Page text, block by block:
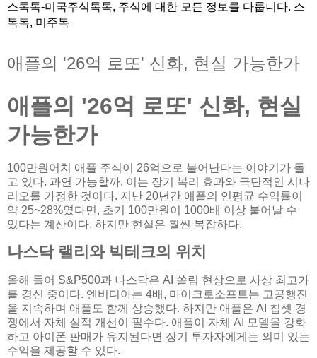
스톡톡-미국주식톡톡, 주식에 대한 모든 정보를 다룹니다. 스
톡톡, 미주톡
애플의 '26억 로또' 신화, 현실 가능한가
애플의 '26억 로또' 신화, 현실
가능한가
100만원어치 애플 주식이 26억으로 불어난다는 이야기가 돌
고 있다. 과연 가능할까. 이는 장기 복리 효과와 극단적인 시나
리오를 가정한 것이다. 지난 20년간 애플의 연평균 수익률이
약 25~28%였다면, 초기 100만원이 1000배 이상 불어날 수
있다는 계산이다. 하지만 현실은 훨씬 복잡하다.
나스닥 랠리와 빅테크의 위치
올해 들어 S&P500과 나스닥은 AI 쏠림 현상으로 사상 최고가
를 경신 중이다. 엔비디아는 4배, 마이크로소프트는 고공행진
을 지속하며 애플도 함께 상승했다. 하지만 애플은 AI 칩셋 경
쟁에서 자체 실적 개선이 필수다. 애플이 자체 AI 모델을 강화
하고 아이폰 판매가 유지된다면 장기 투자자에게는 의미 있는
수익을 제공할 수 있다.